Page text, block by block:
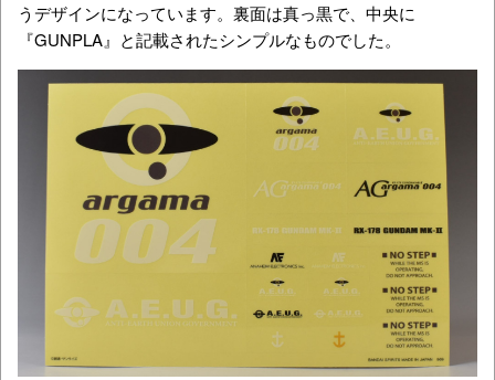
うデザインになっています。裏面は真っ黒で、中央に
『GUNPLA』と記載されたシンプルなものでした。